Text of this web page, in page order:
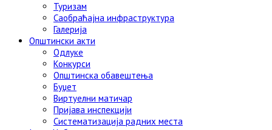
Туризам
Саобраћајна инфраструктура
Галерија
Општински акти
Одлуке
Конкурси
Општинска обавештења
Буџет
Виртуелни матичар
Пријава инспекцији
Систематизација радних места